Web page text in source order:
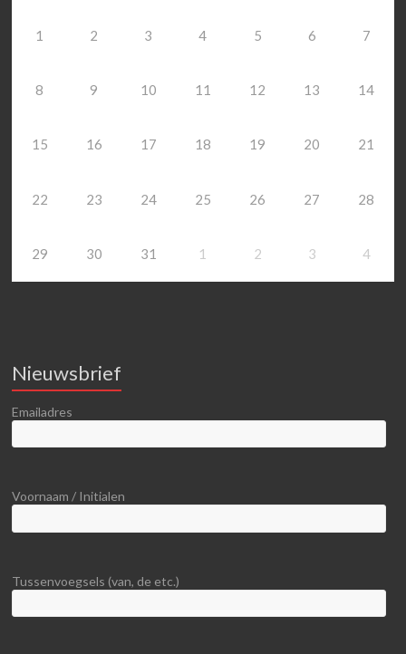
1 2 3 4 5 6 7
8 9 10 11 12 13 14
15 16 17 18 19 20 21
22 23 24 25 26 27 28
29 30 31 1 2 3 4
Nieuwsbrief
Emailadres
Voornaam / Initialen
Tussenvoegsels (van, de etc.)